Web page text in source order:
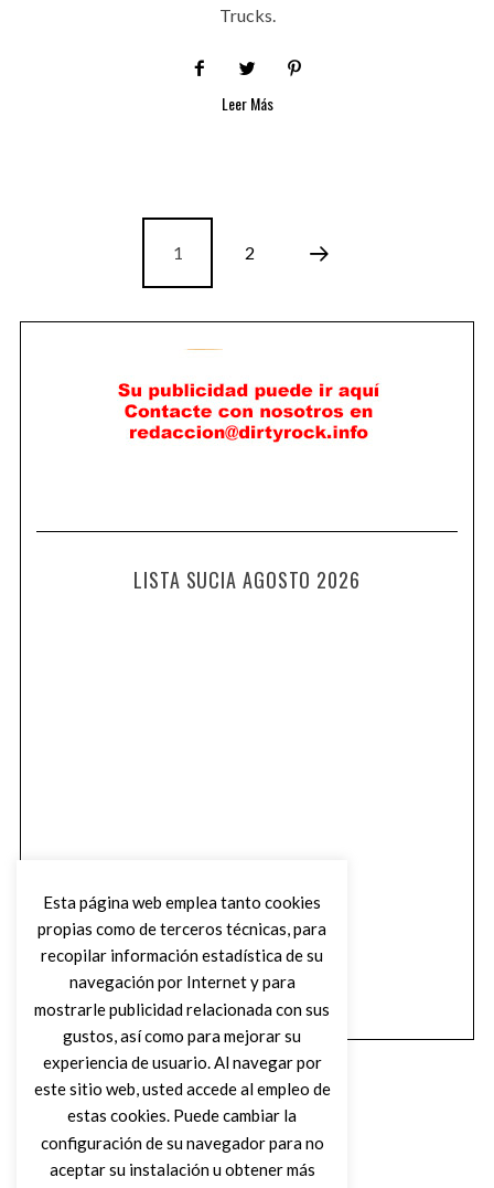
Trucks.
Leer Más
1 2
LISTA SUCIA AGOSTO 2026
Esta página web emplea tanto cookies
propias como de terceros técnicas, para
recopilar información estadística de su
navegación por Internet y para
mostrarle publicidad relacionada con sus
gustos, así como para mejorar su
experiencia de usuario. Al navegar por
este sitio web, usted accede al empleo de
estas cookies. Puede cambiar la
configuración de su navegador para no
aceptar su instalación u obtener más